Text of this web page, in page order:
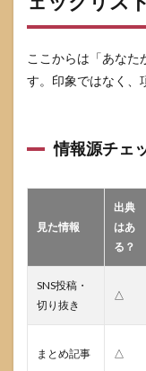
ここからは「あなた
す。印象ではなく、
情報源チェ
見た情報
出典
はあ
る？
SNS投稿・
切り抜き
△
まとめ記事 △